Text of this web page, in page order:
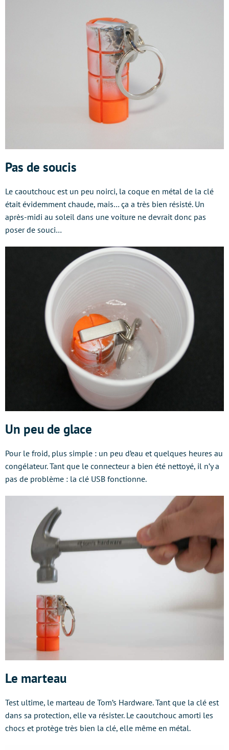
Pas de soucis
Le caoutchouc est un peu noirci, la coque en métal de la clé
était évidemment chaude, mais… ça a très bien résisté. Un
après-midi au soleil dans une voiture ne devrait donc pas
poser de souci…
Un peu de glace
Pour le froid, plus simple : un peu d’eau et quelques heures au
congélateur. Tant que le connecteur a bien été nettoyé, il n’y a
pas de problème : la clé USB fonctionne.
Le marteau
Test ultime, le marteau de Tom’s Hardware. Tant que la clé est
dans sa protection, elle va résister. Le caoutchouc amorti les
chocs et protège très bien la clé, elle même en métal.